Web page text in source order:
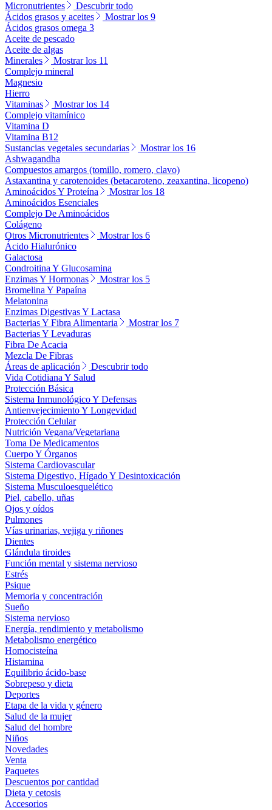
Micronutrientes
Descubrir todo
Ácidos grasos y aceites
Mostrar los 9
Ácidos grasos omega 3
Aceite de pescado
Aceite de algas
Minerales
Mostrar los 11
Complejo mineral
Magnesio
Hierro
Vitaminas
Mostrar los 14
Complejo vitamínico
Vitamina D
Vitamina B12
Sustancias vegetales secundarias
Mostrar los 16
Ashwagandha
Compuestos amargos (tomillo, romero, clavo)
Astaxantina y carotenoides (betacaroteno, zeaxantina, licopeno)
Aminoácidos Y Proteína
Mostrar los 18
Aminoácidos Esenciales
Complejo De Aminoácidos
Colágeno
Otros Micronutrientes
Mostrar los 6
Ácido Hialurónico
Galactosa
Condroitina Y Glucosamina
Enzimas Y Hormonas
Mostrar los 5
Bromelina Y Papaína
Melatonina
Enzimas Digestivas Y Lactasa
Bacterias Y Fibra Alimentaria
Mostrar los 7
Bacterias Y Levaduras
Fibra De Acacia
Mezcla De Fibras
Áreas de aplicación
Descubrir todo
Vida Cotidiana Y Salud
Protección Básica
Sistema Inmunológico Y Defensas
Antienvejecimiento Y Longevidad
Protección Celular
Nutrición Vegana/Vegetariana
Toma De Medicamentos
Cuerpo Y Órganos
Sistema Cardiovascular
Sistema Digestivo, Hígado Y Desintoxicación
Sistema Musculoesquelético
Piel, cabello, uñas
Ojos y oídos
Pulmones
Vías urinarias, vejiga y riñones
Dientes
Glándula tiroides
Función mental y sistema nervioso
Estrés
Psique
Memoria y concentración
Sueño
Sistema nervioso
Energía, rendimiento y metabolismo
Metabolismo energético
Homocisteína
Histamina
Equilibrio ácido-base
Sobrepeso y dieta
Deportes
Etapa de la vida y género
Salud de la mujer
Salud del hombre
Niños
Novedades
Venta
Paquetes
Descuentos por cantidad
Dieta y cetosis
Accesorios